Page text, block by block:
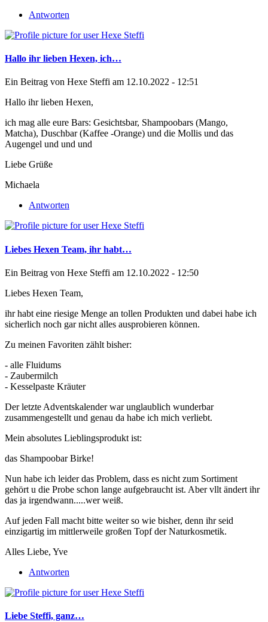
Antworten
Hallo ihr lieben Hexen, ich…
Ein Beitrag von Hexe Steffi am 12.10.2022 - 12:51
Hallo ihr lieben Hexen,
ich mag alle eure Bars: Gesichtsbar, Shampoobars (Mango,
Matcha), Duschbar (Kaffee -Orange) und die Mollis und das
Augengel und und und
Liebe Grüße
Michaela
Antworten
Liebes Hexen Team, ihr habt…
Ein Beitrag von Hexe Steffi am 12.10.2022 - 12:50
Liebes Hexen Team,
ihr habt eine riesige Menge an tollen Produkten und dabei habe ich
sicherlich noch gar nicht alles ausprobieren können.
Zu meinen Favoriten zählt bisher:
- alle Fluidums
- Zaubermilch
- Kesselpaste Kräuter
Der letzte Adventskalender war unglaublich wunderbar
zusammengestellt und genau da habe ich mich verliebt.
Mein absolutes Lieblingsprodukt ist:
das Shampoobar Birke!
Nun habe ich leider das Problem, dass es nicht zum Sortiment
gehört u die Probe schon lange aufgebraucht ist. Aber vllt ändert ihr
das ja irgendwann.....wer weiß.
Auf jeden Fall macht bitte weiter so wie bisher, denn ihr seid
einzigartig im mittlerweile großen Topf der Naturkosmetik.
Alles Liebe, Yve
Antworten
Liebe Steffi, ganz…